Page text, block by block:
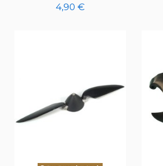
4,90 €